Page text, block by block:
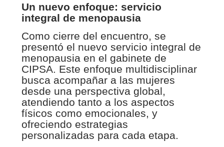
Un nuevo enfoque: servicio
integral de menopausia
Como cierre del encuentro, se
presentó el nuevo servicio integral de
menopausia en el gabinete de
CIPSA. Este enfoque multidisciplinar
busca acompañar a las mujeres
desde una perspectiva global,
atendiendo tanto a los aspectos
físicos como emocionales, y
ofreciendo estrategias
personalizadas para cada etapa.